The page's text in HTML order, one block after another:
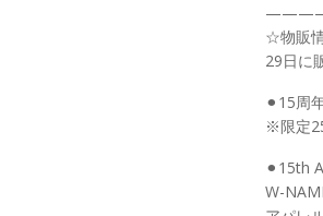
☆物販
29日に
⚫︎15周
※限定
⚫︎15th
W-